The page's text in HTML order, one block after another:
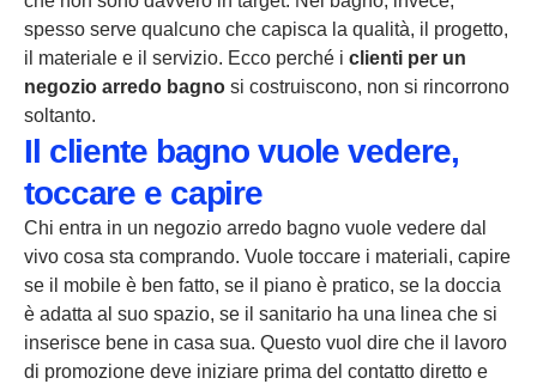
spesso serve qualcuno che capisca la qualità, il progetto,
il materiale e il servizio. Ecco perché i clienti per un
negozio arredo bagno si costruiscono, non si rincorrono
soltanto.
Il cliente bagno vuole vedere,
toccare e capire
Chi entra in un negozio arredo bagno vuole vedere dal
vivo cosa sta comprando. Vuole toccare i materiali, capire
se il mobile è ben fatto, se il piano è pratico, se la doccia
è adatta al suo spazio, se il sanitario ha una linea che si
inserisce bene in casa sua. Questo vuol dire che il lavoro
di promozione deve iniziare prima del contatto diretto e